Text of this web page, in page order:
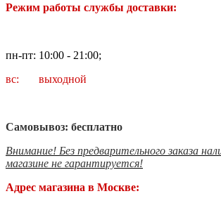
Режим работы службы доставки:
пн-пт: 10:00 - 21:00;
вс: выходной
Самовывоз: бесплатно
Внимание! Без предварительного заказа
магазине не гарантируется!
Адрес магазина в Москве: